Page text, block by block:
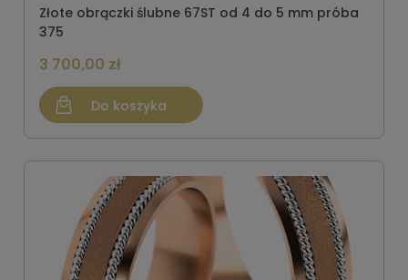
Złote obrączki ślubne 67ST od 4 do 5 mm próba
375
3 700,00 zł
Do koszyka